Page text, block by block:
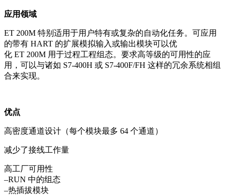
应用领域
ET 200M 特别适用于用户特有或复杂的自动化任务。可应用
的带有 HART 的扩展模拟输入或输出模块可以优
化 ET 200M 用于过程工程组态。要求高等级的可用性的应
用，可以与诸如 S7-400H 或 S7-400F/FH 这样的冗余系统相组
合来实现。
优点
高密度通道设计（每个模块最多 64 个通道）
减少了接线工作量
高工厂可用性
–RUN 中的组态
–热插拔模块